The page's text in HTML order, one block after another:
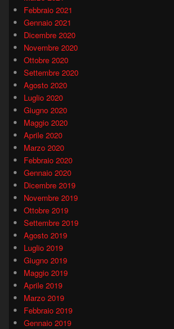
Febbraio 2021
Gennaio 2021
Dicembre 2020
Novembre 2020
Ottobre 2020
Settembre 2020
Agosto 2020
Luglio 2020
Giugno 2020
Maggio 2020
Aprile 2020
Marzo 2020
Febbraio 2020
Gennaio 2020
Dicembre 2019
Novembre 2019
Ottobre 2019
Settembre 2019
Agosto 2019
Luglio 2019
Giugno 2019
Maggio 2019
Aprile 2019
Marzo 2019
Febbraio 2019
Gennaio 2019